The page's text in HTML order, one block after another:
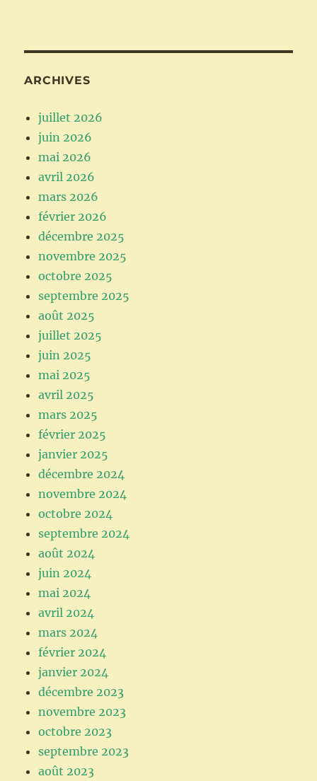
ARCHIVES
juillet 2026
juin 2026
mai 2026
avril 2026
mars 2026
février 2026
décembre 2025
novembre 2025
octobre 2025
septembre 2025
août 2025
juillet 2025
juin 2025
mai 2025
avril 2025
mars 2025
février 2025
janvier 2025
décembre 2024
novembre 2024
octobre 2024
septembre 2024
août 2024
juin 2024
mai 2024
avril 2024
mars 2024
février 2024
janvier 2024
décembre 2023
novembre 2023
octobre 2023
septembre 2023
août 2023